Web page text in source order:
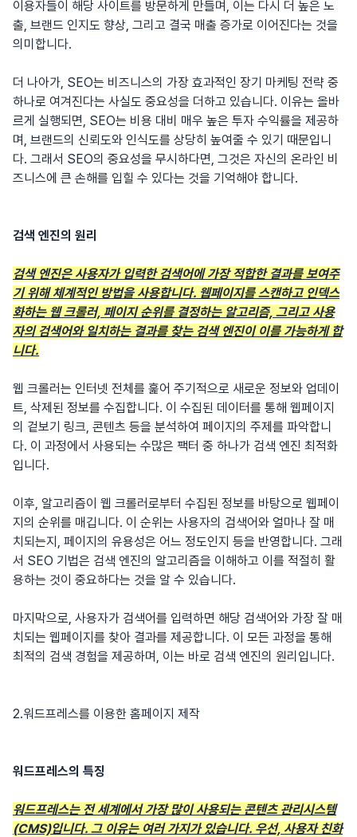
이용자들이 해당 사이트를 방문하게 만들며, 이는 다시 더 높은 노
출, 브랜드 인지도 향상, 그리고 결국 매출 증가로 이어진다는 것을
의미합니다.
더 나아가, SEO는 비즈니스의 가장 효과적인 장기 마케팅 전략 중
하나로 여겨진다는 사실도 중요성을 더하고 있습니다. 이유는 올바
르게 실행되면, SEO는 비용 대비 매우 높은 투자 수익률을 제공하
며, 브랜드의 신뢰도와 인식도를 상당히 높여줄 수 있기 때문입니
다. 그래서 SEO의 중요성을 무시하다면, 그것은 자신의 온라인 비
즈니스에 큰 손해를 입힐 수 있다는 것을 기억해야 합니다.
검색 엔진의 원리
검색 엔진은 사용자가 입력한 검색어에 가장 적합한 결과를 보여주
기 위해 체계적인 방법을 사용합니다. 웹페이지를 스캔하고 인덱스
화하는 웹 크롤러, 페이지 순위를 결정하는 알고리즘, 그리고 사용
자의 검색어와 일치하는 결과를 찾는 검색 엔진이 이를 가능하게 합
니다.
웹 크롤러는 인터넷 전체를 훑어 주기적으로 새로운 정보와 업데이
트, 삭제된 정보를 수집합니다. 이 수집된 데이터를 통해 웹페이지
의 겉보기 링크, 콘텐츠 등을 분석하여 페이지의 주제를 파악합니
다. 이 과정에서 사용되는 수많은 팩터 중 하나가 검색 엔진 최적화
입니다.
이후, 알고리즘이 웹 크롤러로부터 수집된 정보를 바탕으로 웹페이
지의 순위를 매깁니다. 이 순위는 사용자의 검색어와 얼마나 잘 매
치되는지, 페이지의 유용성은 어느 정도인지 등을 반영합니다. 그래
서 SEO 기법은 검색 엔진의 알고리즘을 이해하고 이를 적절히 활
용하는 것이 중요하다는 것을 알 수 있습니다.
마지막으로, 사용자가 검색어를 입력하면 해당 검색어와 가장 잘 매
치되는 웹페이지를 찾아 결과를 제공합니다. 이 모든 과정을 통해
최적의 검색 경험을 제공하며, 이는 바로 검색 엔진의 원리입니다.
2.워드프레스를 이용한 홈페이지 제작
워드프레스의 특징
워드프레스는 전 세계에서 가장 많이 사용되는 콘텐츠 관리시스템
(CMS)입니다. 그 이유는 여러 가지가 있습니다. 우선, 사용자 친화